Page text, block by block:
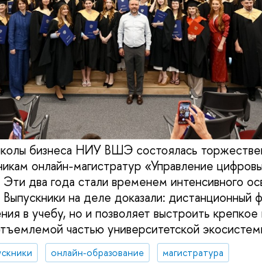
бизнеса НИУ ВШЭ состоялась
онлайн-магистратур «Управление
два года стали временем интенсивного
на деле доказали: дистанционный
в учебу, но и позволяет выстроить
частью университетской
онлайн-образование магистратура